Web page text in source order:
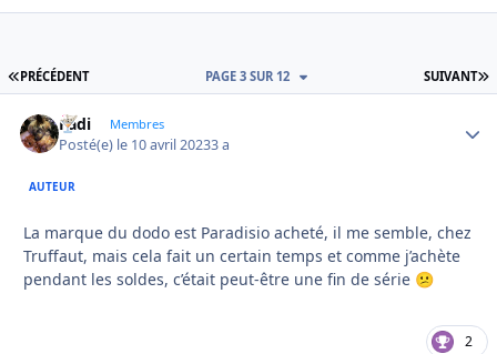
PREMIÈRE PAGE
PRÉCÉDENT SUIVANT
PAGE 3 SUR 12
Fadi Membres
Posté(e) le 10 avril 20233 a
AUTEUR
La marque du dodo est Paradisio acheté, il me semble, chez
Truffaut, mais cela fait un certain temps et comme j’achète
pendant les soldes, c’était peut-être une fin de série 😕
2